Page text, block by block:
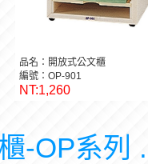
品名：開放式公文櫃
編號：OP-901
NT:1,260
-OP系列